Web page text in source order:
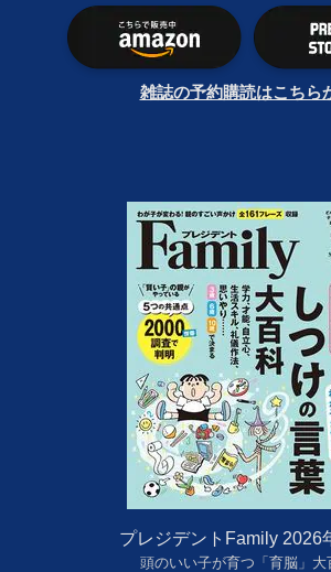
雑誌の予約購読はこちら
プレジデントFamily 2026
頭のいい子が育つ「育脳」大